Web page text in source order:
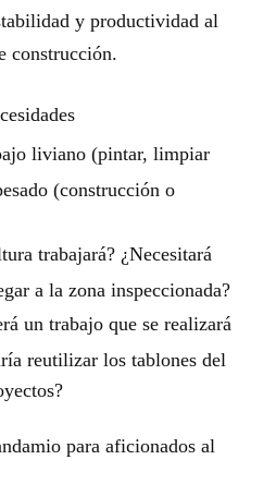
y productividad al
construcción.
liviano (pintar, limpiar
(construcción o
trabajará? ¿Necesitará
a la zona inspeccionada?
un trabajo que se realizará
reutilizar los tablones del
para aficionados al